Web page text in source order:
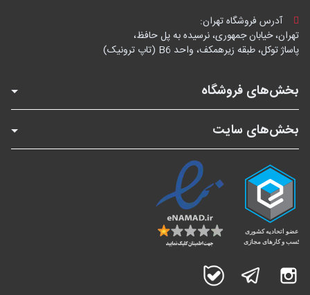
آدرس فروشگاه تهران:
تهران، خیابان جمهوری، نرسیده به پل حافظ،
پاساژ توکل، طبقه زیرهمکف، واحد B6 (تاپ ترونیک)
بخش‌های فروشگاه
بخش‌های سایت
اینستاگرام تلگرام